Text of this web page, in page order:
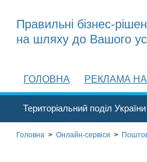
Правильні бізнес-
на шляху до Вашого
ГОЛОВНА РЕКЛАМА
Територіальний поділ України
Головна > Онлайн-сервіси >